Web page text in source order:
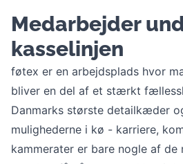
Medarbejder
kasselinjen
føtex er en arbejdsplads hvor
bliver en del af et stærkt
Danmarks største detailkæder
mulighederne i kø - karriere,
kammerater er bare nogle af de